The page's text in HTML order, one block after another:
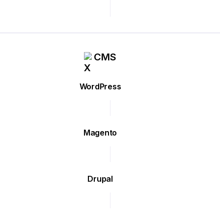
CMS
WordPress
Magento
Drupal